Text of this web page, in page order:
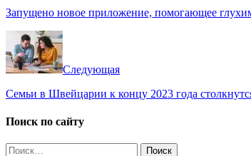
Запущено новое приложение, помогающее
Следующая
Семьи в Швейцарии к концу 2023 года
Поиск по сайту
Найти: